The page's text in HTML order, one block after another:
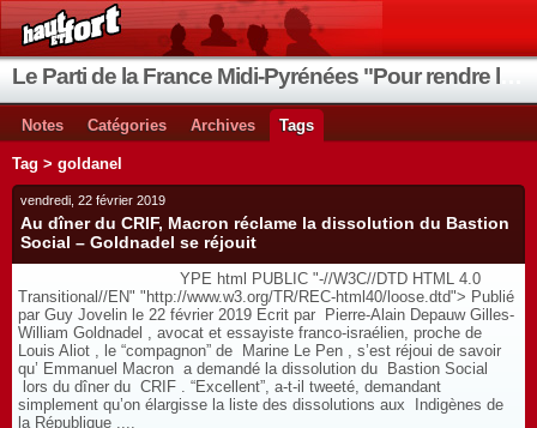
Notes Catégories Archives Tags
Tag > goldanel
vendredi, 22 février 2019
Au dîner du CRIF, Macron réclame la dissolution du Bastion
Social – Goldnadel se réjouit
YPE html PUBLIC "-//W3C//DTD HTML 4.0
Transitional//EN" "http://www.w3.org/TR/REC-html40/loose.dtd"> Publié
par Guy Jovelin le 22 février 2019 Ecrit par Pierre-Alain Depauw Gilles-
William Goldnadel , avocat et essayiste franco-israélien, proche de
Louis Aliot , le “compagnon” de Marine Le Pen , s’est réjoui de savoir
qu’ Emmanuel Macron a demandé la dissolution du Bastion Social
lors du dîner du CRIF . “Excellent”, a-t-il tweeté, demandant
simplement qu’on élargisse la liste des dissolutions aux Indigènes de
la République ....